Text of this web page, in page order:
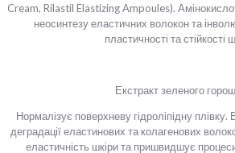
Cream, Rilastil Elastizing Ampoules).
неосинтезу еластичних волокон та
пластичності та стійкості
Екстракт зеленого
Нормалізує поверхневу гідроліпідну
деградації еластинових та колагенових
еластичність шкіри та пришвидшує